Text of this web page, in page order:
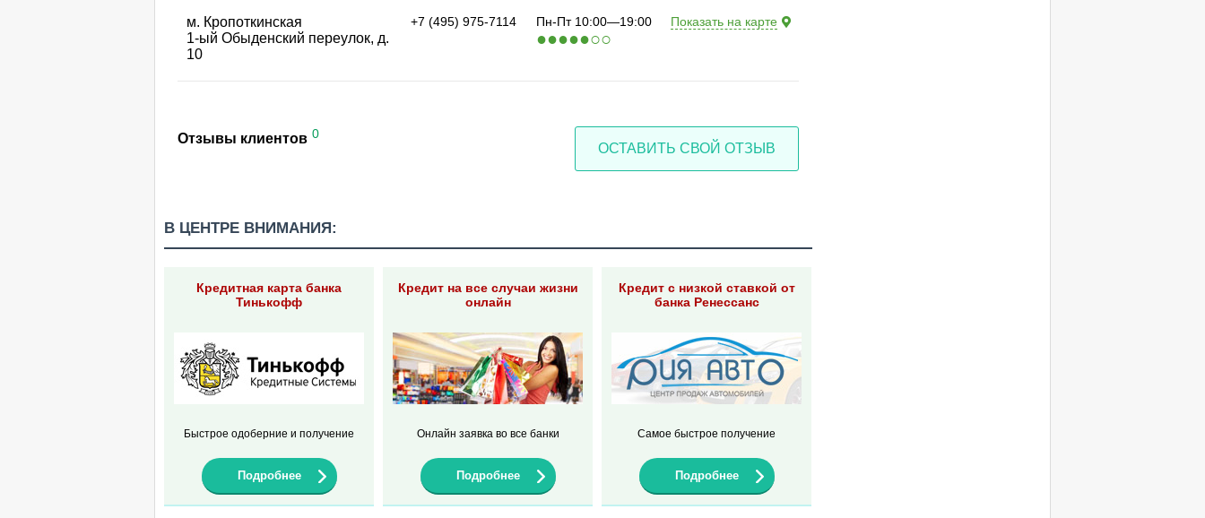
м. Кропоткинская
1-ый Обыденский переулок, д.
10
+7 (495) 975-7114 Пн-Пт 10:00—19:00
●●●●●○○
Показать на карте
ОСТАВИТЬ СВОЙ ОТЗЫВ
Отзывы клиентов 0
В ЦЕНТРЕ ВНИМАНИЯ:
Кредитная карта банка
Тинькофф
Быстрое одоберние и получение
Подробнее
Кредит на все случаи жизни
онлайн
Онлайн заявка во все банки
Подробнее
Кредит с низкой ставкой от
банка Ренессанс
Самое быстрое получение
Подробнее